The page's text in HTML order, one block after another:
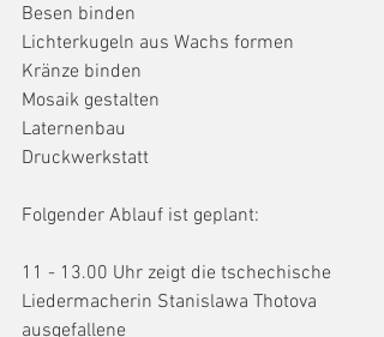
Besen binden
Lichterkugeln aus Wachs formen
Kränze binden
Mosaik gestalten
Laternenbau
Druckwerkstatt
Folgender Ablauf ist geplant:
11 - 13.00 Uhr zeigt die tschechische
Liedermacherin Stanislawa Thotova
ausgefallene